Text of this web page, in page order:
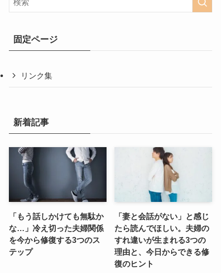
固定ページ
リンク集
新着記事
「もう話しかけても無駄か
な…」冷え切った夫婦関係
を今から修復する3つのス
テップ
「妻と会話がない」と感じ
たら読んでほしい。夫婦の
すれ違いが生まれる3つの
理由と、今日からできる修
復のヒント